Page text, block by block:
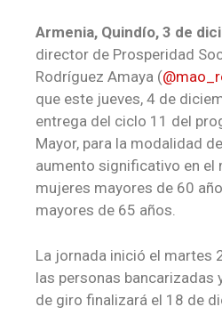
Armenia, Quindío, 3 de
director de Prosperidad
Rodríguez Amaya (
que este jueves, 4 de
entrega del ciclo 11 del
Mayor, para la modalidad
aumento significativo en el
mujeres mayores de 60
mayores de 65 años.
La jornada inició el martes
las personas bancarizadas
de giro finalizará el 18 de